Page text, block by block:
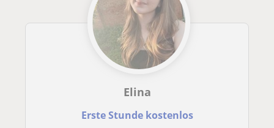
Elina
Erste Stunde kostenlos